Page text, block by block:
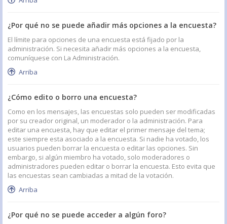
¿Por qué no se puede añadir más opciones a la encuesta?
El límite para opciones de una encuesta está fijado por la
administración. Si necesita añadir más opciones a la encuesta,
comuníquese con La Administración.
Arriba
¿Cómo edito o borro una encuesta?
Como en los mensajes, las encuestas solo pueden ser modificadas
por su creador original, un moderador o la administración. Para
editar una encuesta, hay que editar el primer mensaje del tema;
este siempre esta asociado a la encuesta. Si nadie ha votado, los
usuarios pueden borrar la encuesta o editar las opciones. Sin
embargo, si algún miembro ha votado, solo moderadores o
administradores pueden editar o borrar la encuesta. Esto evita que
las encuestas sean cambiadas a mitad de la votación.
Arriba
¿Por qué no se puede acceder a algún foro?